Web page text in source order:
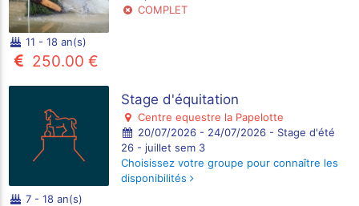
COMPLET
11 - 18 an(s)
250.00 €
Stage d'équitation
Centre equestre la Papelotte
20/07/2026 - 24/07/2026 - Stage d'été
26 - juillet sem 3
Choisissez votre groupe pour connaître les
disponibilités
7 - 18 an(s)